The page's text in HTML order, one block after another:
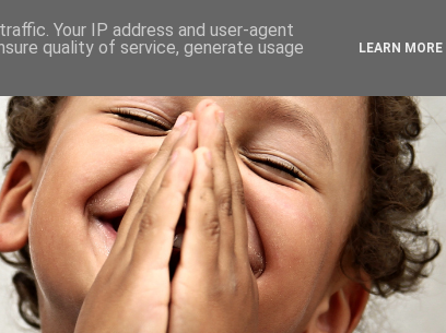
Your IP address and user-agent
quality of service, generate usage
LEARN MORE